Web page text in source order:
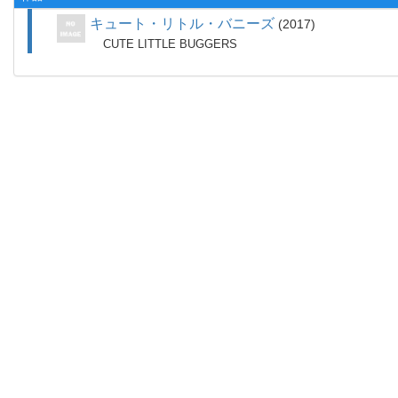
キュート・リトル・バニーズ 2017
CUTE LITTLE BUGGERS